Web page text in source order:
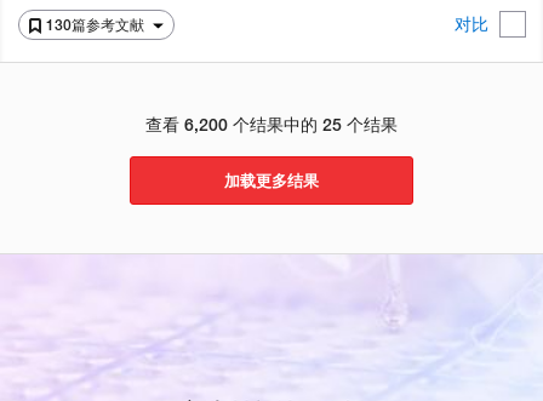
130篇参考文献 对比
查看 6,200 个结果中的 25 个结果
加载更多结果